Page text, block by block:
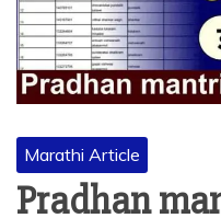
Marathi Article
Pradhan